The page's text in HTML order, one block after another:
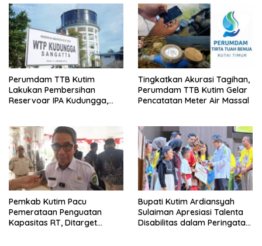
Perumdam TTB Kutim
Lakukan Pembersihan
Reservoar IPA Kudungga,
Tingkatkan Akurasi Tagihan,
Perumdam TTB Kutim Gelar
Pencatatan Meter Air Massal
Pemkab Kutim Pacu
Pemerataan Penguatan
Kapasitas RT, Ditarget
Bupati Kutim Ardiansyah
Sulaiman Apresiasi Talenta
Disabilitas dalam Peringatan